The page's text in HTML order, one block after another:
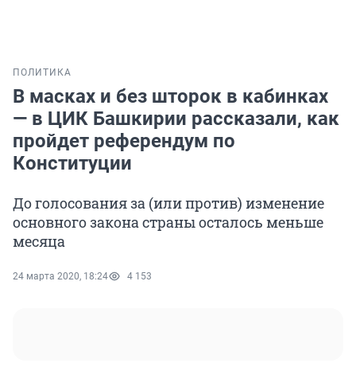
ПОЛИТИКА
В масках и без шторок в кабинках
— в ЦИК Башкирии рассказали, как
пройдет референдум по
Конституции
До голосования за (или против) изменение
основного закона страны осталось меньше
месяца
24 марта 2020, 18:24 4 153